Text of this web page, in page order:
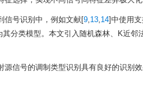
信号识别中，例如文献[9,13,14]中使用
分类模型。本文引入随机森林、K近邻
信号的调制类型识别具有良好的识别